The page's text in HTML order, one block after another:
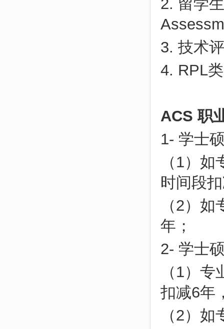
2. 留学
3. 技术
4. RPL
ACS 职
1- 学士
（1）
时间段
（2）
年；
2- 学士
（1）
扣减6年
（2）